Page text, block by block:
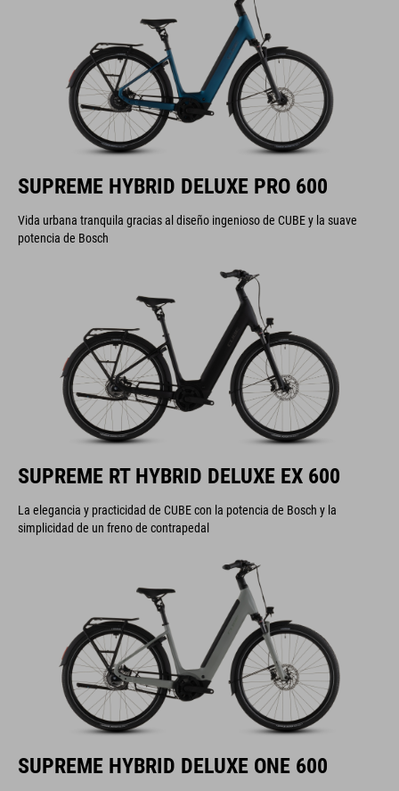
SUPREME HYBRID DELUXE PRO 600
Vida urbana tranquila gracias al diseño ingenioso de CUBE y la suave
potencia de Bosch
SUPREME RT HYBRID DELUXE EX 600
La elegancia y practicidad de CUBE con la potencia de Bosch y la
simplicidad de un freno de contrapedal
SUPREME HYBRID DELUXE ONE 600